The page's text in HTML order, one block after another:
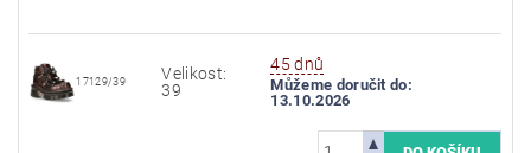
17129/39
Velikost:
39
45 dnů
Můžeme doručit do:
13.10.2026